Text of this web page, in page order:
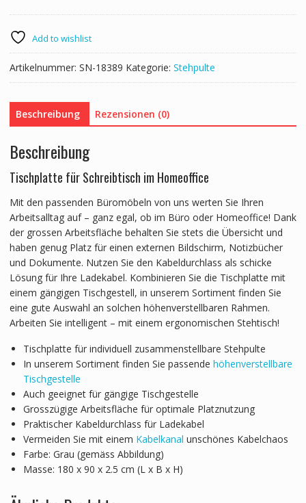
grau
180
x
90
Menge
Add to wishlist
Artikelnummer: SN-18389 Kategorie: Stehpulte
Beschreibung Rezensionen (0)
Beschreibung
Tischplatte für Schreibtisch im Homeoffice
Mit den passenden Büromöbeln von uns werten Sie Ihren
Arbeitsalltag auf – ganz egal, ob im Büro oder Homeoffice! Dank
der grossen Arbeitsfläche behalten Sie stets die Übersicht und
haben genug Platz für einen externen Bildschirm, Notizbücher
und Dokumente. Nutzen Sie den Kabeldurchlass als schicke
Lösung für Ihre Ladekabel. Kombinieren Sie die Tischplatte mit
einem gängigen Tischgestell, in unserem Sortiment finden Sie
eine gute Auswahl an solchen höhenverstellbaren Rahmen.
Arbeiten Sie intelligent – mit einem ergonomischen Stehtisch!
Tischplatte für individuell zusammenstellbare Stehpulte
In unserem Sortiment finden Sie passende höhenverstellbare
Tischgestelle
Auch geeignet für gängige Tischgestelle
Grosszügige Arbeitsfläche für optimale Platznutzung
Praktischer Kabeldurchlass für Ladekabel
Vermeiden Sie mit einem Kabelkanal unschönes Kabelchaos
Farbe: Grau (gemäss Abbildung)
Masse: 180 x 90 x 2.5 cm (L x B x H)